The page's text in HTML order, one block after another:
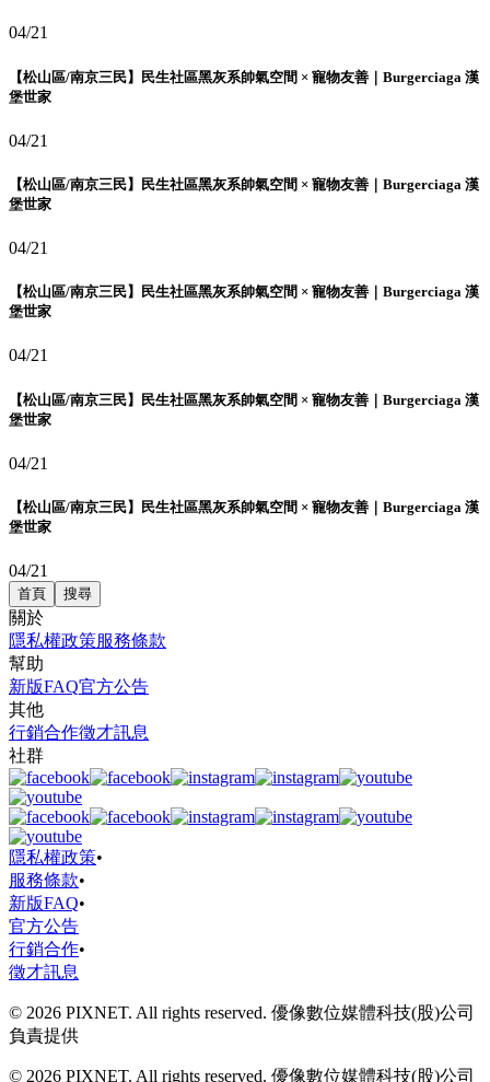
04/21
【松山區/南京三民】民生社區黑灰系帥氣空間 × 寵物友善｜Burgerciaga 漢
堡世家
04/21
【松山區/南京三民】民生社區黑灰系帥氣空間 × 寵物友善｜Burgerciaga 漢
堡世家
04/21
【松山區/南京三民】民生社區黑灰系帥氣空間 × 寵物友善｜Burgerciaga 漢
堡世家
04/21
【松山區/南京三民】民生社區黑灰系帥氣空間 × 寵物友善｜Burgerciaga 漢
堡世家
04/21
【松山區/南京三民】民生社區黑灰系帥氣空間 × 寵物友善｜Burgerciaga 漢
堡世家
04/21
首頁 搜尋
關於
隱私權政策服務條款
幫助
新版FAQ官方公告
其他
行銷合作徵才訊息
社群
隱私權政策•
服務條款•
新版FAQ•
官方公告
行銷合作•
徵才訊息
© 2026 PIXNET. All rights reserved. 優像數位媒體科技(股)公司
負責提供
© 2026 PIXNET. All rights reserved. 優像數位媒體科技(股)公司